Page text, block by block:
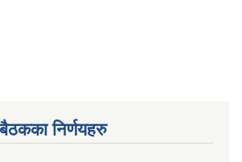
बैठकका निर्णयहरु